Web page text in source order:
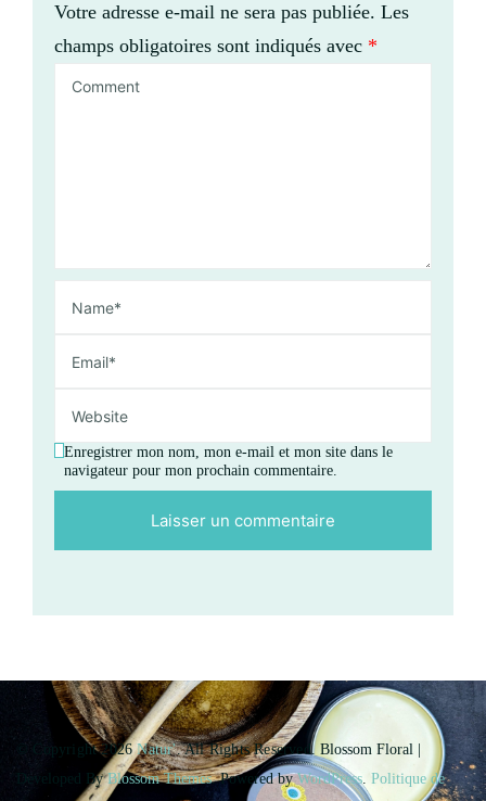
Votre adresse e-mail ne sera pas publiée. Les
champs obligatoires sont indiqués avec *
Enregistrer mon nom, mon e-mail et mon site dans le
navigateur pour mon prochain commentaire.
© Copyright 2026Natur'. All Rights Reserved.Blossom Floral |
Developed ByBlossom Themes. Powered byWordPress. Politique de